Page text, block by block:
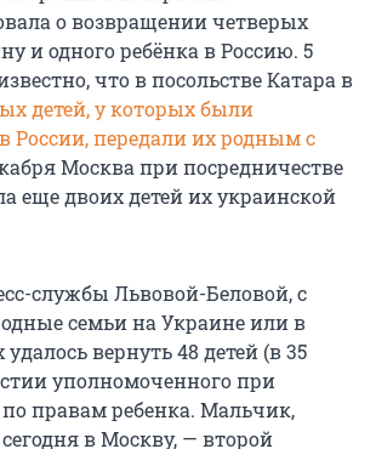
о возвращении четверых
и одного ребёнка в Россию. 5
что в посольстве Катара в
детей, у которых были
России, передали их родным с
Москва при посредничестве
еще двоих детей их украинской
службы Львовой-Беловой, с
семьи на Украине или в
вернуть 48 детей (в 35
уполномоченного при
правам ребенка. Мальчик,
в Москву, — второй